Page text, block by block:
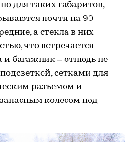
для таких габаритов,
почти на 90
а стекла в них
что встречается
и багажник – отнюдь не
сетками для
разъемом и
колесом под